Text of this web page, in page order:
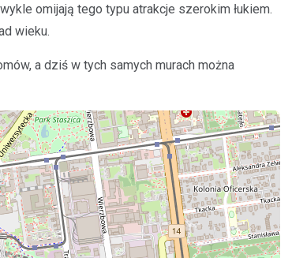
omijają tego typu atrakcje szerokim łukiem.
wieku.
a dziś w tych samych murach można